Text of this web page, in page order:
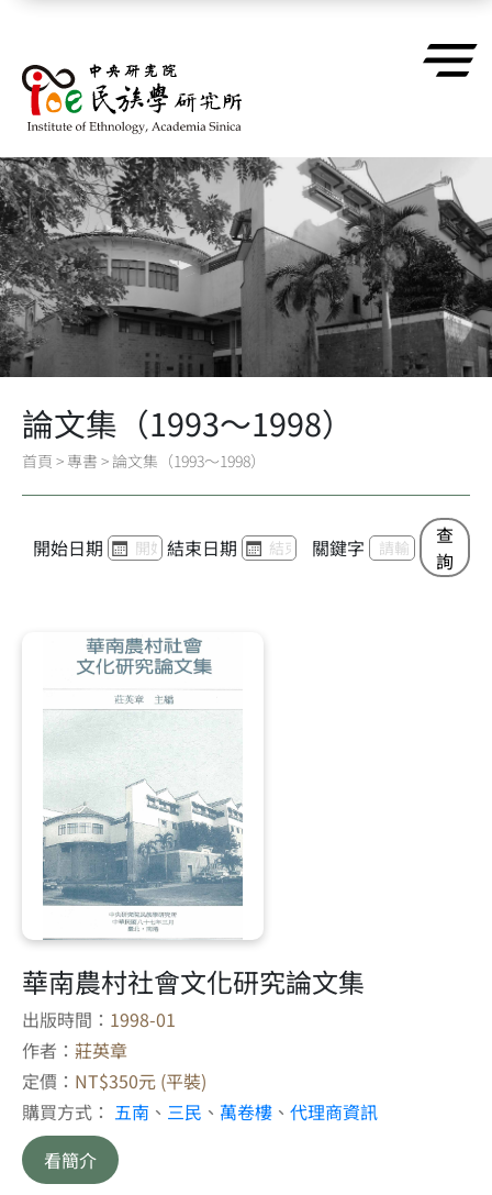
論文集（1993～1998）
首頁 > 專書 > 論文集（1993～1998）
開始日期 結束日期 關鍵字
查
詢
華南農村社會文化研究論文集
出版時間： 1998-01
作者： 莊英章
定價： NT$350元 (平裝)
購買方式： 五南 、 三民 、 萬卷樓 、 代理商資訊
看簡介